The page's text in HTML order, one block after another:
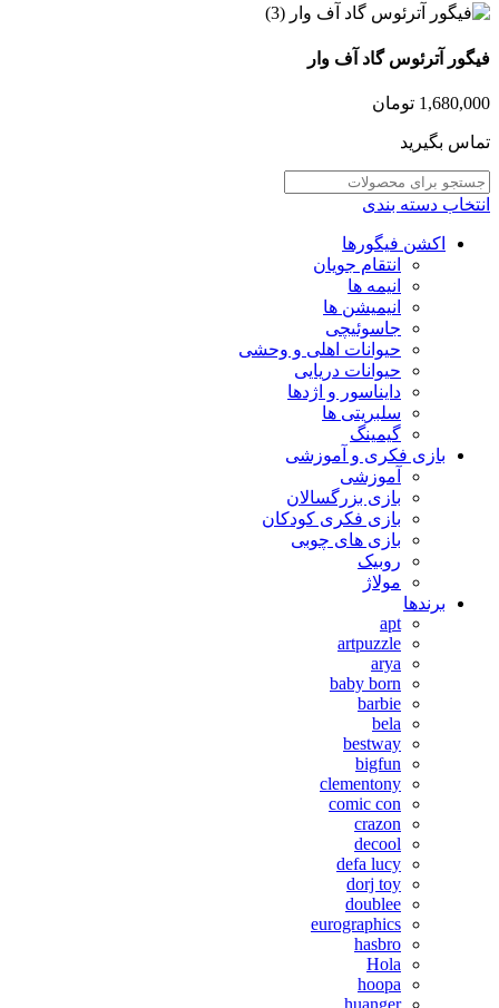
فیگور آترئوس گاد آف وار
1,680,000 تومان
تماس بگیرید
انتخاب دسته بندی
اکشن فیگورها
انتقام جویان
انیمه ها
انیمیشن ها
جاسوئیچی
حیوانات اهلی و وحشی
حیوانات دریایی
دایناسور و اژدها
سلبریتی ها
گیمینگ
بازی فکری و آموزشی
آموزشی
بازی بزرگسالان
بازی فکری کودکان
بازی های چوبی
روبیک
مولاژ
برندها
apt
artpuzzle
arya
baby born
barbie
bela
bestway
bigfun
clementony
comic con
crazon
decool
defa lucy
dorj toy
doublee
eurographics
hasbro
Hola
hoopa
huanger